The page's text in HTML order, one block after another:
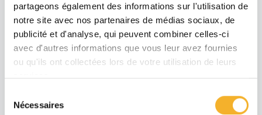
partageons également des informations sur l'utilisation de
notre site avec nos partenaires de médias sociaux, de
publicité et d'analyse, qui peuvent combiner celles-ci
avec d'autres informations que vous leur avez fournies
ou qu'ils ont collectées lors de votre utilisation de leurs
services.
Nécessaires
au tri pour un avenir plus propre.